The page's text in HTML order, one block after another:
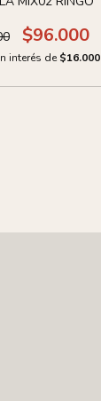
$96.000
interés de $16.000